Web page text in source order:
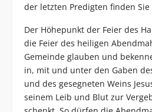
der letzten Predigten finden Sie
Der Höhepunkt der Feier des
die Feier des heiligen
Gemeinde glauben und
in, mit und unter den Gaben
und des gesegneten Weins
seinem Leib und Blut zur